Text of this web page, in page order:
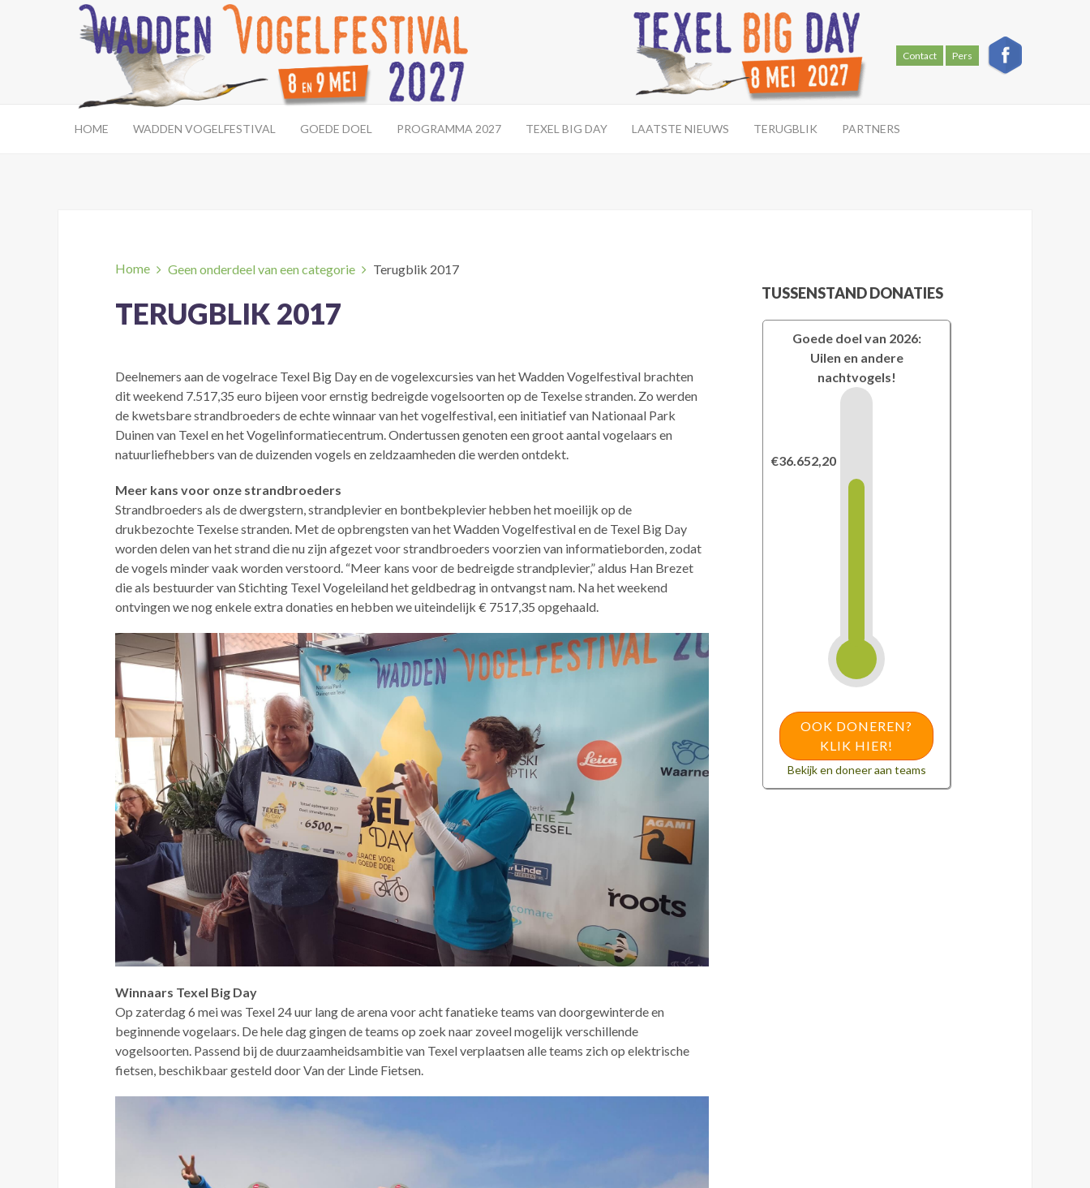
Contact Pers
HOME WADDEN VOGELFESTIVAL GOEDE DOEL PROGRAMMA 2027 TEXEL BIG DAY LAATSTE NIEUWS TERUGBLIK PARTNERS
Home Geen onderdeel van een categorie Terugblik 2017
TERUGBLIK 2017
Deelnemers aan de vogelrace Texel Big Day en de vogelexcursies van het Wadden Vogelfestival brachten
dit weekend 7.517,35 euro bijeen voor ernstig bedreigde vogelsoorten op de Texelse stranden. Zo werden
de kwetsbare strandbroeders de echte winnaar van het vogelfestival, een initiatief van Nationaal Park
Duinen van Texel en het Vogelinformatiecentrum. Ondertussen genoten een groot aantal vogelaars en
natuurliefhebbers van de duizenden vogels en zeldzaamheden die werden ontdekt.
Meer kans voor onze strandbroeders
Strandbroeders als de dwergstern, strandplevier en bontbekplevier hebben het moeilijk op de
drukbezochte Texelse stranden. Met de opbrengsten van het Wadden Vogelfestival en de Texel Big Day
worden delen van het strand die nu zijn afgezet voor strandbroeders voorzien van informatieborden, zodat
de vogels minder vaak worden verstoord. “Meer kans voor de bedreigde strandplevier,” aldus Han Brezet
die als bestuurder van Stichting Texel Vogeleiland het geldbedrag in ontvangst nam. Na het weekend
ontvingen we nog enkele extra donaties en hebben we uiteindelijk € 7517,35 opgehaald.
Winnaars Texel Big Day
Op zaterdag 6 mei was Texel 24 uur lang de arena voor acht fanatieke teams van doorgewinterde en
beginnende vogelaars. De hele dag gingen de teams op zoek naar zoveel mogelijk verschillende
vogelsoorten. Passend bij de duurzaamheidsambitie van Texel verplaatsen alle teams zich op elektrische
fietsen, beschikbaar gesteld door Van der Linde Fietsen.
TUSSENSTAND DONATIES
Goede doel van 2026:
Uilen en andere
nachtvogels!
€36.652,20
OOK DONEREN?
KLIK HIER!
Bekijk en doneer aan teams